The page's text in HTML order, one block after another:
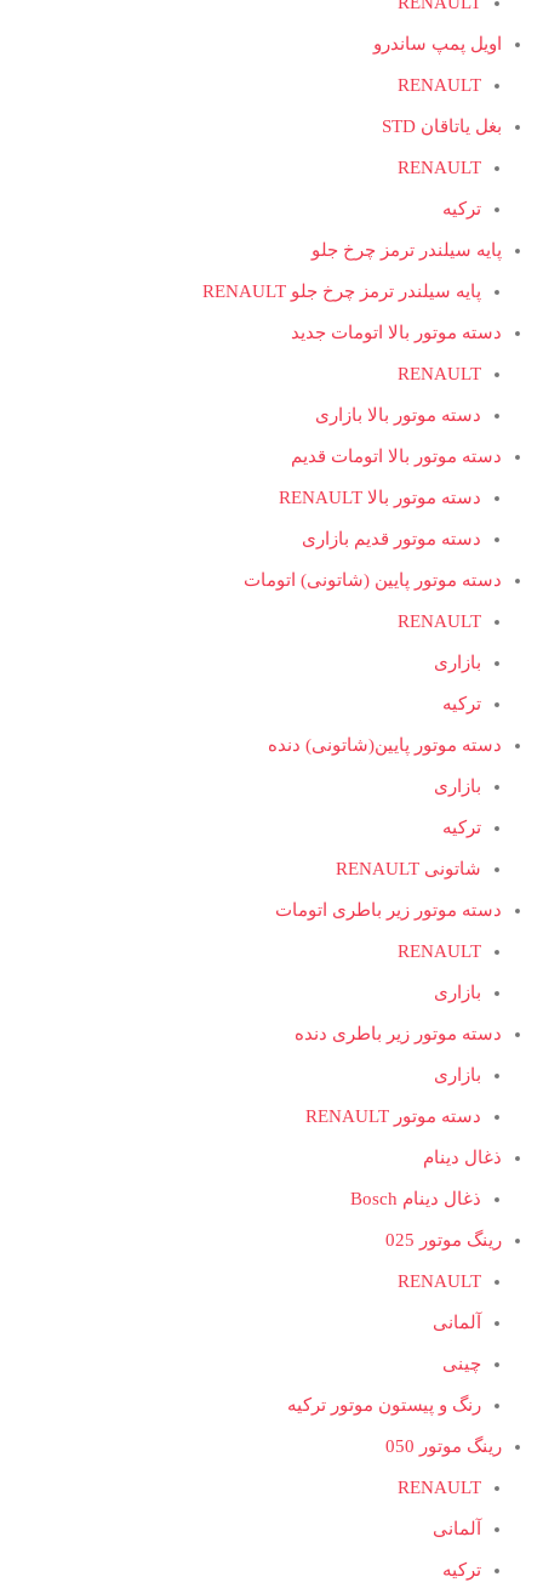
اویل پمپ ساندرو
RENAULT
بغل یاتاقان STD
RENAULT
ترکیه
پایه سیلندر ترمز چرخ جلو
پایه سیلندر ترمز چرخ جلو RENAULT
دسته موتور بالا اتومات جدید
RENAULT
دسته موتور بالا بازاری
دسته موتور بالا اتومات قدیم
دسته موتور بالا RENAULT
دسته موتور قدیم بازاری
دسته موتور پایین (شاتونی) اتومات
RENAULT
بازاری
ترکیه
دسته موتور پایین(شاتونی) دنده
بازاری
ترکیه
شاتونی RENAULT
دسته موتور زیر باطری اتومات
RENAULT
بازاری
دسته موتور زیر باطری دنده
بازاری
دسته موتور RENAULT
ذغال دینام
ذغال دینام Bosch
رینگ موتور 025
RENAULT
آلمانی
چینی
رنگ و پیستون موتور ترکیه
رینگ موتور 050
RENAULT
آلمانی
ترکیه